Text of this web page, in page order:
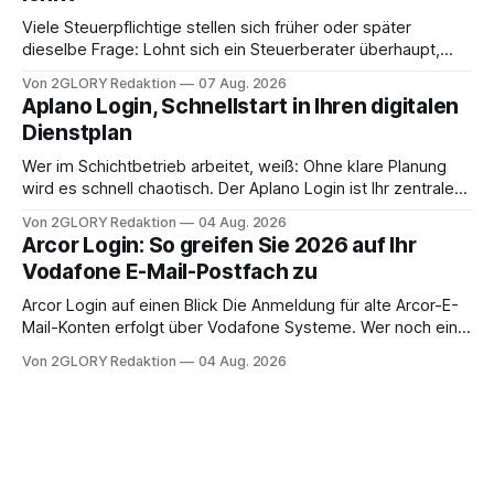
Viele Steuerpflichtige stellen sich früher oder später
dieselbe Frage: Lohnt sich ein Steuerberater überhaupt,
erledigen? Die kurze Antwort: Bei einfachen
Einkommensverhältnissen reicht häufig eine Steuersoftware
aus – sobald jedoch mehrere Einkunftsarten
zusammentreffen oder größere finanzielle Veränderungen
anstehen, zahlt sich professionelle Unterstützung meist
Von 2GLORY Redaktion 07 Aug. 2026
Aplano Login, Schnellstart in Ihren digitalen
Dienstplan
Wer im Schichtbetrieb arbeitet, weiß: Ohne klare Planung
wird es schnell chaotisch. Der Aplano Login ist Ihr zentraler
abwesenheiten und die gesamte kommunikation rund um
Ihr personal digital zu organisieren. In diesem Leitfaden
erfahren Sie alles, was Sie für einen reibungslosen Einstieg
brauchen, von der Registrierung
Von 2GLORY Redaktion 04 Aug. 2026
Arcor Login: So greifen Sie 2026 auf Ihr
Vodafone E-Mail-Postfach zu
Arcor Login auf einen Blick Die Anmeldung für alte Arcor-E-
Mail-Konten erfolgt über Vodafone Systeme. Wer noch eine
besitzt, loggt sich heute über das Vodafone E-Mail & Cloud
Von 2GLORY Redaktion 04 Aug. 2026